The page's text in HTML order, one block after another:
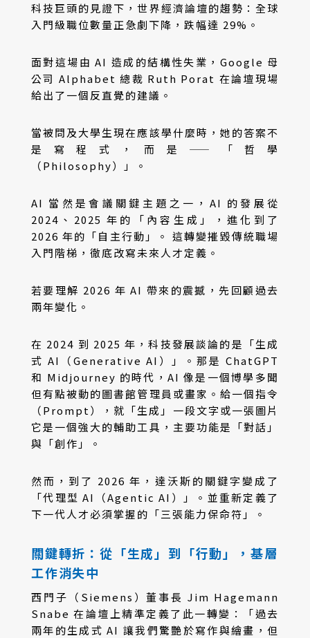
科技巨頭的見證下，世界經濟論壇的趨勢：全球
入門級職位數量正急劇下降，跌幅達 29%。
面對這場由 AI 造成的結構性失業，Google 母
公司 Alphabet 總裁 Ruth Porat 在論壇現場
給出了一個反直覺的建議。
當被問及大學生現在應該學什麼時，她的答案不
是寫程式，而是——「哲學
（Philosophy）」。
AI 當然是會議關鍵主題之一，AI 的發展從
2024、2025 年的「內容生成」，進化到了
2026 年的「自主行動」。 這轉變摧毀傳統職場
入門階梯，徹底改寫未來人才定義。
若要理解 2026 年 AI 帶來的震撼，先回顧過去
兩年變化。
在 2024 到 2025 年，科技發展談論的是「生成
式 AI（Generative AI）」。那是 ChatGPT
和 Midjourney 的時代，AI 像是一個博學多聞
但有點被動的圖書館管理員或畫家。給一個指令
（Prompt），就「生成」一段文字或一張圖片
它是一個強大的輔助工具，主要功能是「對話」
與「創作」。
然而，到了 2026 年，達沃斯的關鍵字變成了
「代理型 AI（Agentic AI）」。並重新定義了
下一代人才必須掌握的「三張能力保命符」。
關鍵轉折：從「生成」到「行動」，基層
工作消失中
西門子（Siemens）董事長 Jim Hagemann
Snabe 在論壇上精準定義了此一轉變：「過去
兩年的生成式 AI 讓我們驚艷於寫作與繪畫，但